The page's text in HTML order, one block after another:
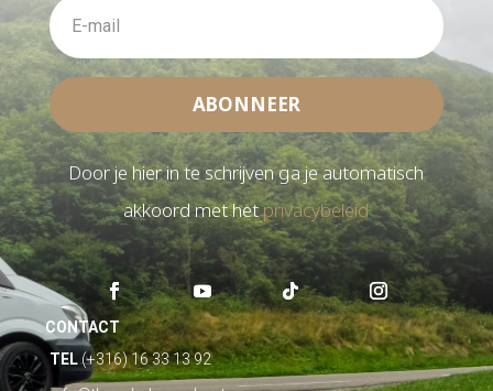
ABONNEER
Door je hier in te schrijven ga je automatisch
akkoord met hetprivacybeleid
CONTACT
TEL(+316) 16 33 13 92